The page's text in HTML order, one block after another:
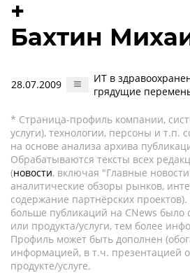
+
Бахтин
28.07.2009
ИТ в
грядущие
* Страница-профиль компании,
услуги), технологии, персоны и т.п.
на основе анализа архива
Обрабатываются тексты всех
(новости, включая "Главные
аналитические обзоры рынков,
содержание партнёрских
больше публикаций на CNews
или продукта/услуги, тем более
Профиль может быть дополнен
информацией, в т.ч. презентацией
продукте/услуге.